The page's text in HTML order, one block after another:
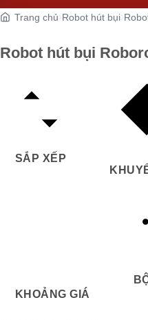
Trang chủ Robot hút bụi
Robot hút bụi
SẮP XẾP
KHOẢNG GIÁ